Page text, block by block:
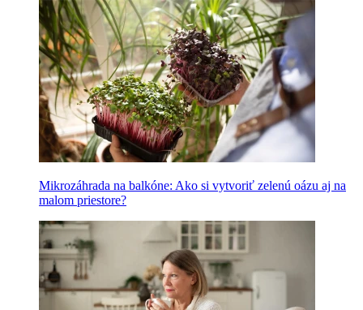
Mikrozáhrada na balkóne: Ako si vytvoriť zelenú oázu aj na
malom priestore?